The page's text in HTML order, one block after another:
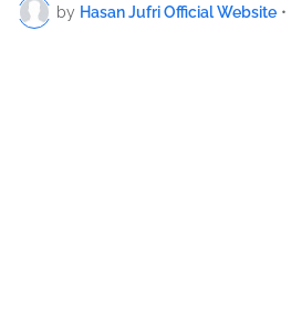
by Hasan Jufri Official Website •